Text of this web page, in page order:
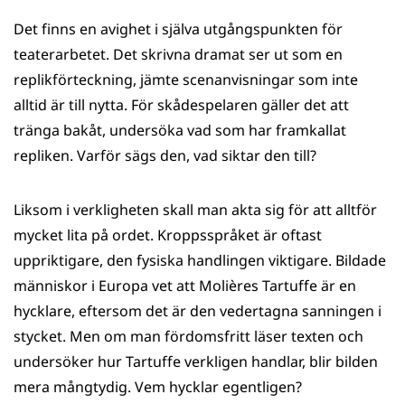
Det finns en avighet i själva utgångspunkten för
teaterarbetet. Det skrivna dramat ser ut som en
replikförteckning, jämte scenanvisningar som inte
alltid är till nytta. För skådespelaren gäller det att
tränga bakåt, undersöka vad som har framkallat
repliken. Varför sägs den, vad siktar den till?
Liksom i verkligheten skall man akta sig för att alltför
mycket lita på ordet. Kroppsspråket är oftast
uppriktigare, den fysiska handlingen viktigare. Bildade
människor i Europa vet att Molières Tartuffe är en
hycklare, eftersom det är den vedertagna sanningen i
stycket. Men om man fördomsfritt läser texten och
undersöker hur Tartuffe verkligen handlar, blir bilden
mera mångtydig. Vem hycklar egentligen?